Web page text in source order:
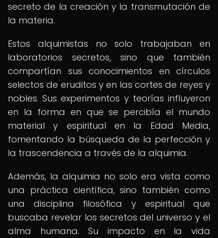
secreto de la creación y la transmutación de
la materia.
Estos alquimistas no solo trabajaban en
laboratorios secretos, sino que también
compartían sus conocimientos en círculos
selectos de eruditos y en las cortes de reyes y
nobles. Sus experimentos y teorías influyeron
en la forma en que se percibía el mundo
material y espiritual en la Edad Media,
fomentando la búsqueda de la perfección y
la trascendencia a través de la alquimia.
Además, la alquimia no solo era vista como
una práctica científica, sino también como
una disciplina filosófica y espiritual que
buscaba revelar los secretos del universo y el
alma humana. Su impacto en la vida